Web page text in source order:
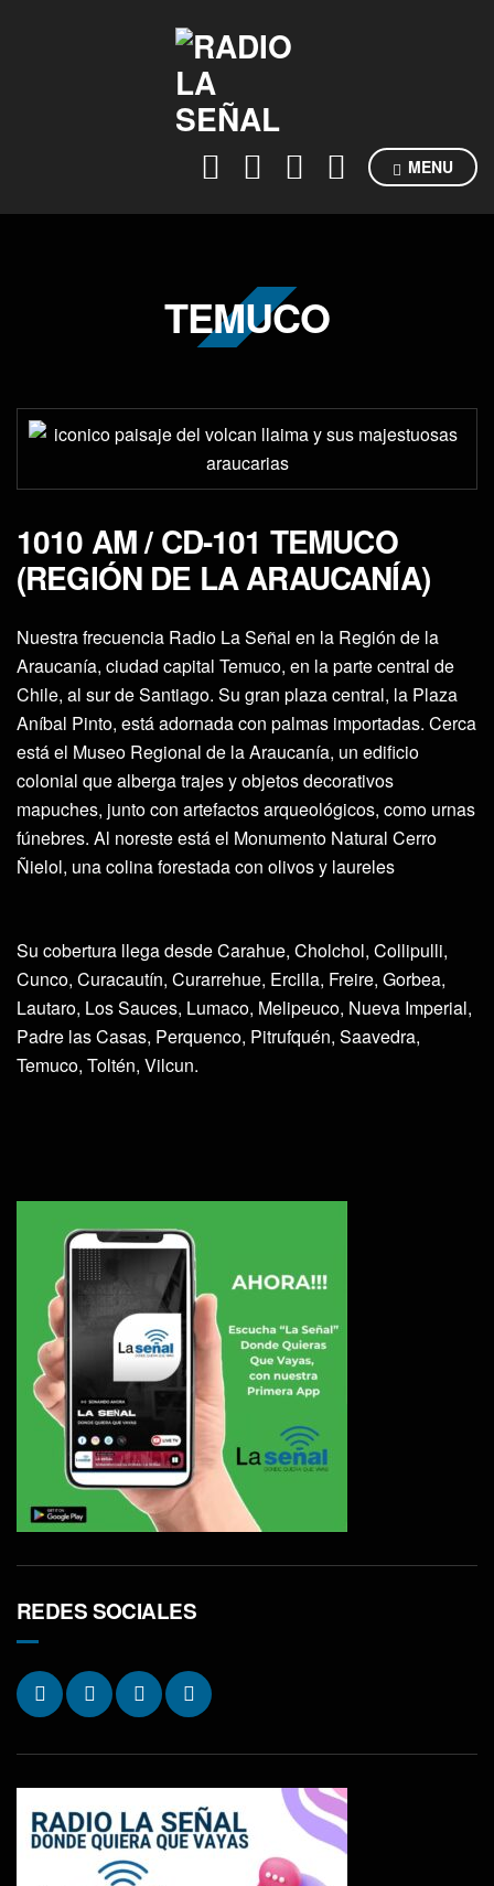
MENU
TEMUCO
1010 AM / CD-101 TEMUCO
(REGIÓN DE LA ARAUCANÍA)
Nuestra frecuencia Radio La Señal en la Región de la
Araucanía, ciudad capital Temuco, en la parte central de
Chile, al sur de Santiago. Su gran plaza central, la Plaza
Aníbal Pinto, está adornada con palmas importadas. Cerca
está el Museo Regional de la Araucanía, un edificio
colonial que alberga trajes y objetos decorativos
mapuches, junto con artefactos arqueológicos, como urnas
fúnebres. Al noreste está el Monumento Natural Cerro
Ñielol, una colina forestada con olivos y laureles
Su cobertura llega desde Carahue, Cholchol, Collipulli,
Cunco, Curacautín, Curarrehue, Ercilla, Freire, Gorbea,
Lautaro, Los Sauces, Lumaco, Melipeuco, Nueva Imperial,
Padre las Casas, Perquenco, Pitrufquén, Saavedra,
Temuco, Toltén, Vilcun.
REDES SOCIALES